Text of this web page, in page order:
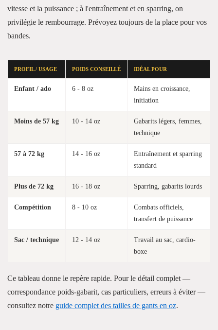
vitesse et la puissance ; à l'entraînement et en sparring, on
privilégie le rembourrage. Prévoyez toujours de la place pour vos
bandes.
PROFIL / USAGE POIDS CONSEILLÉ IDÉAL POUR
Enfant / ado 6 - 8 oz
Mains en croissance,
initiation
Moins de 57 kg 10 - 14 oz
Gabarits légers, femmes,
technique
57 à 72 kg 14 - 16 oz
Entraînement et sparring
standard
Plus de 72 kg 16 - 18 oz Sparring, gabarits lourds
Compétition 8 - 10 oz
Combats officiels,
transfert de puissance
Sac / technique 12 - 14 oz
Travail au sac, cardio-
boxe
Ce tableau donne le repère rapide. Pour le détail complet —
correspondance poids-gabarit, cas particuliers, erreurs à éviter —
consultez notre guide complet des tailles de gants en oz.